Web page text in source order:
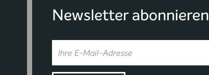
Newsletter abonnieren